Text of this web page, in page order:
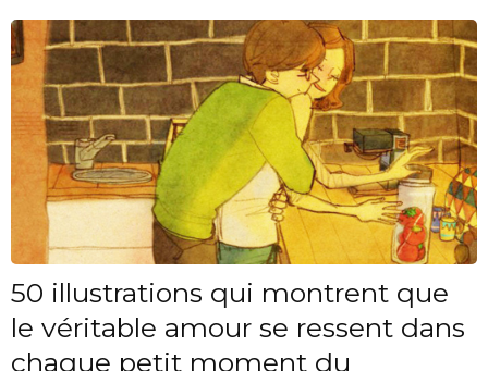
50 illustrations qui montrent que
le véritable amour se ressent dans
chaque petit moment du